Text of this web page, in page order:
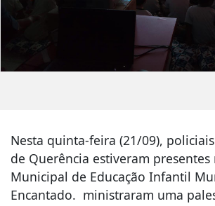
Nesta quinta-feira (21/09), policiais
de Querência estiveram presentes
Municipal de Educação Infantil
Encantado. ministraram uma